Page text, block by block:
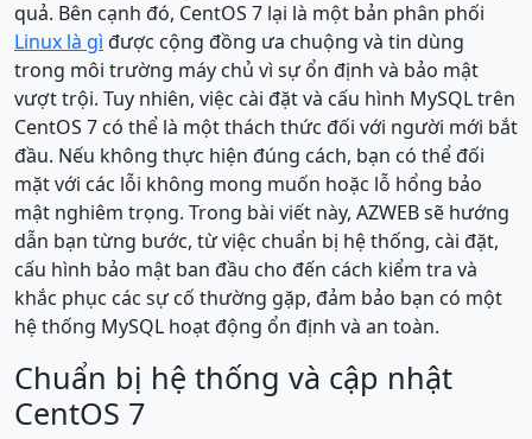
quả. Bên cạnh đó, CentOS 7 lại là một bản phân phối
Linux là gì được cộng đồng ưa chuộng và tin dùng
trong môi trường máy chủ vì sự ổn định và bảo mật
vượt trội. Tuy nhiên, việc cài đặt và cấu hình MySQL trên
CentOS 7 có thể là một thách thức đối với người mới bắt
đầu. Nếu không thực hiện đúng cách, bạn có thể đối
mặt với các lỗi không mong muốn hoặc lỗ hổng bảo
mật nghiêm trọng. Trong bài viết này, AZWEB sẽ hướng
dẫn bạn từng bước, từ việc chuẩn bị hệ thống, cài đặt,
cấu hình bảo mật ban đầu cho đến cách kiểm tra và
khắc phục các sự cố thường gặp, đảm bảo bạn có một
hệ thống MySQL hoạt động ổn định và an toàn.
Chuẩn bị hệ thống và cập nhật
CentOS 7